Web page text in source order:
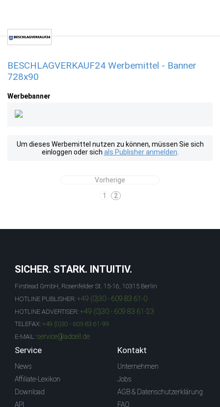
BESCHLAGVERKAUF24 Werbemittel - Banner
728x90
Werbebanner
Um dieses Werbemittel nutzen zu können, müssen Sie sich
einloggen oder sich als Publisher anmelden
Vorherige
1
2
SICHER. STARK. INTUITIV.
Firstlead GmbH, Rosenfelder St. 15-16, 10315 Berlin
HOTLINE PUBLISHER: +49 (0)30 - 609 83 61-0
HOTLINE ADVERTISER: +49 (0)30 - 609 83 61-23
TELEFAX: +49 (0)30 - 609 83 61-99
E-MAIL: service@adcell.de
Service
News
Affiliate-Lexikon
Download
API
Kontakt
Unternehmen
Jobs
AGB & Datenschutzerklärung
FAQ